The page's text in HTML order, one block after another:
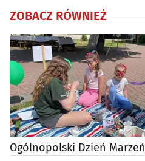
ZOBACZ RÓWNIEŻ
Ogólnopolski Dzień Marzeń